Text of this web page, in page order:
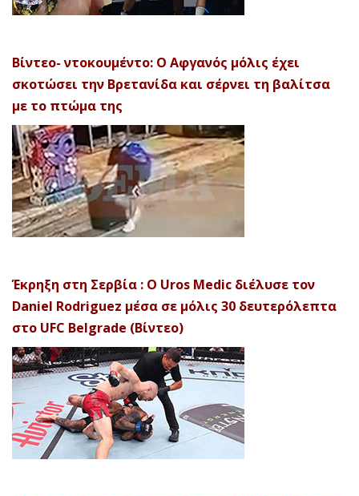
Βίντεο- ντοκουμέντο: Ο Αφγανός μόλις έχει
σκοτώσει την Βρετανίδα και σέρνει τη βαλίτσα
με το πτώμα της
Έκρηξη στη Σερβία : Ο Uros Medic διέλυσε τον
Daniel Rodriguez μέσα σε μόλις 30 δευτερόλεπτα
στο UFC Belgrade (Βίντεο)